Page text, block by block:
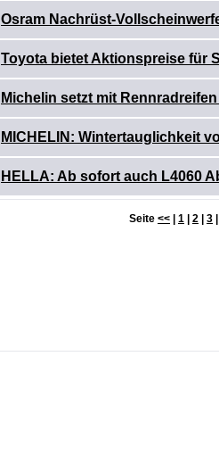
Osram Nachrüst-
Toyota bietet Aktionspreise für
Michelin setzt mit
MICHELIN: Wintertauglichkeit
HELLA: Ab sofort auch L4060
Seite << 1 2 3